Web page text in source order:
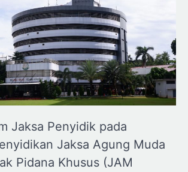
Jaksa Penyidik pada
Jaksa Agung Muda
Pidana Khusus (JAM